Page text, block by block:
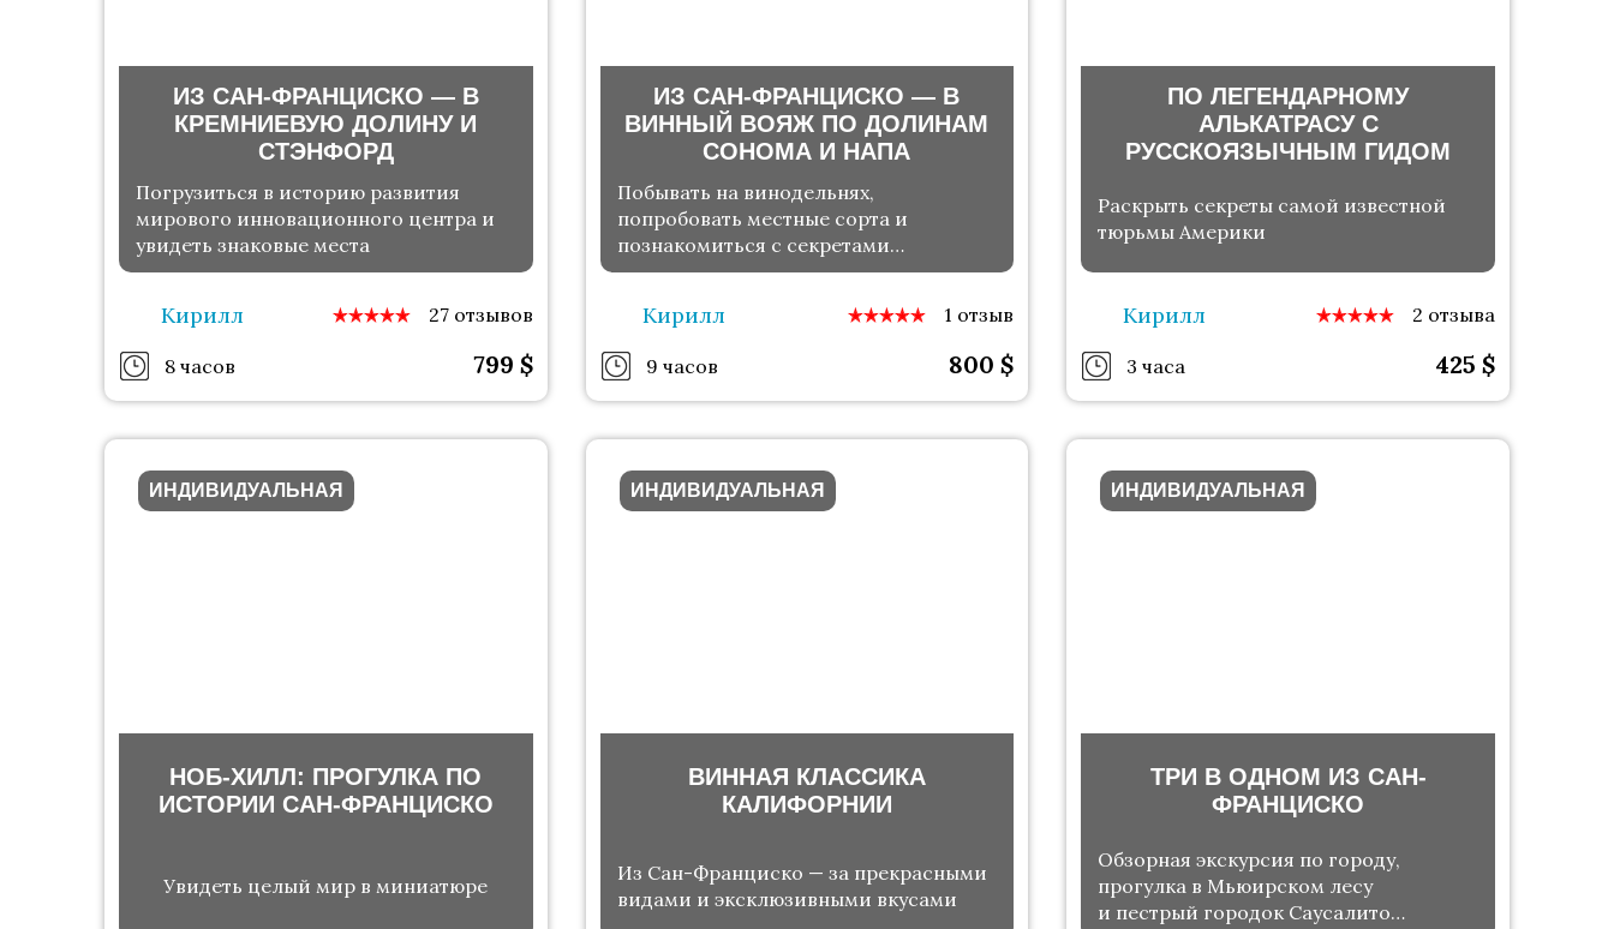
ИЗ САН-ФРАНЦИСКО — В
КРЕМНИЕВУЮ ДОЛИНУ И
СТЭНФОРД
Погрузиться в историю развития
мирового инновационного центра и
увидеть знаковые места
Кирилл 27 отзывов
8 часов 799 $
ИЗ САН-ФРАНЦИСКО — В
ВИННЫЙ ВОЯЖ ПО ДОЛИНАМ
СОНОМА И НАПА
Побывать на винодельнях,
попробовать местные сорта и
познакомиться с секретами
производства (18+)
Кирилл 1 отзыв
9 часов 800$
ПО ЛЕГЕНДАРНОМУ
АЛЬКАТРАСУ С
РУССКОЯЗЫЧНЫМ ГИДОМ
Раскрыть секреты самой известной
тюрьмы Америки
Кирилл 2 отзыва
3 часа 425 $
ИНДИВИДУАЛЬНАЯ
НОБ-ХИЛЛ: ПРОГУЛКА ПО
ИСТОРИИ САН-ФРАНЦИСКО
Увидеть целый мир в миниатюре
ИНДИВИДУАЛЬНАЯ
ВИННАЯ КЛАССИКА
КАЛИФОРНИИ
Из Сан-Франциско — за прекрасными
видами и эксклюзивными вкусами
ИНДИВИДУАЛЬНАЯ
ТРИ В ОДНОМ ИЗ САН-
ФРАНЦИСКО
Обзорная экскурсия по городу,
прогулка в Мьюирском лесу
и пестрый городок Саусалито